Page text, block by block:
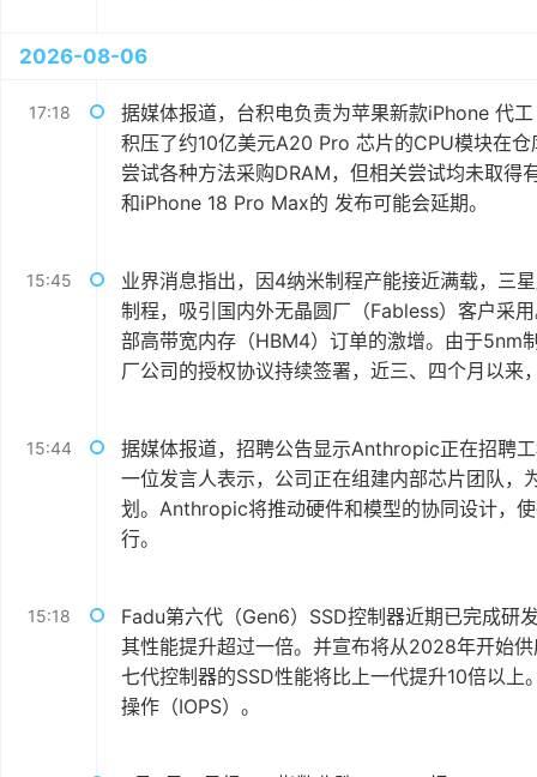
2026-08-06
17:18
据媒体报道，台积电负责为苹果新款iPhone 代
积压了约10亿美元A20 Pro 芯片的CPU模块在
尝试各种方法采购DRAM，但相关尝试均未取
和iPhone 18 Pro Max的 发布可能会延期。
15:45
业界消息指出，因4纳米制程产能接近满载，三
制程，吸引国内外无晶圆厂（Fabless）客户采
部高带宽内存（HBM4）订单的激增。由于5nm
厂公司的授权协议持续签署，近三、四个月以来
15:44
据媒体报道，招聘公告显示Anthropic正在招聘
一位发言人表示，公司正在组建内部芯片团队
划。Anthropic将推动硬件和模型的协同设计，
行。
15:18
Fadu第六代（Gen6）SSD控制器近期已完成研
其性能提升超过一倍。并宣布将从2028年开始
七代控制器的SSD性能将比上一代提升10倍以
操作（IOPS）。